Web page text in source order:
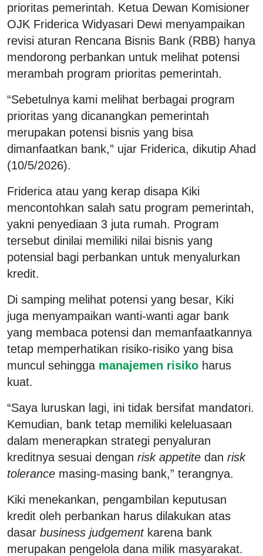
prioritas pemerintah. Ketua Dewan Komisioner
OJK Friderica Widyasari Dewi menyampaikan
revisi aturan Rencana Bisnis Bank (RBB) hanya
mendorong perbankan untuk melihat potensi
merambah program prioritas pemerintah.
“Sebetulnya kami melihat berbagai program
prioritas yang dicanangkan pemerintah
merupakan potensi bisnis yang bisa
dimanfaatkan bank,” ujar Friderica, dikutip Ahad
(10/5/2026).
Friderica atau yang kerap disapa Kiki
mencontohkan salah satu program pemerintah,
yakni penyediaan 3 juta rumah. Program
tersebut dinilai memiliki nilai bisnis yang
potensial bagi perbankan untuk menyalurkan
kredit.
Di samping melihat potensi yang besar, Kiki
juga menyampaikan wanti-wanti agar bank
yang membaca potensi dan memanfaatkannya
tetap memperhatikan risiko-risiko yang bisa
muncul sehingga manajemen risiko harus
kuat.
“Saya luruskan lagi, ini tidak bersifat mandatori.
Kemudian, bank tetap memiliki keleluasaan
dalam menerapkan strategi penyaluran
kreditnya sesuai dengan risk appetite dan risk
tolerance masing-masing bank,” terangnya.
Kiki menekankan, pengambilan keputusan
kredit oleh perbankan harus dilakukan atas
dasar business judgementkarena bank
merupakan pengelola dana milik masyarakat.